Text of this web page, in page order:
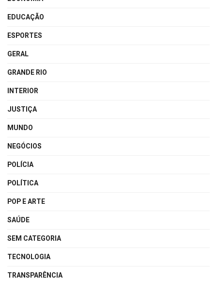
EDUCAÇÃO
ESPORTES
GERAL
GRANDE RIO
INTERIOR
JUSTIÇA
MUNDO
NEGÓCIOS
POLÍCIA
POLÍTICA
POP E ARTE
SAÚDE
SEM CATEGORIA
TECNOLOGIA
TRANSPARÊNCIA